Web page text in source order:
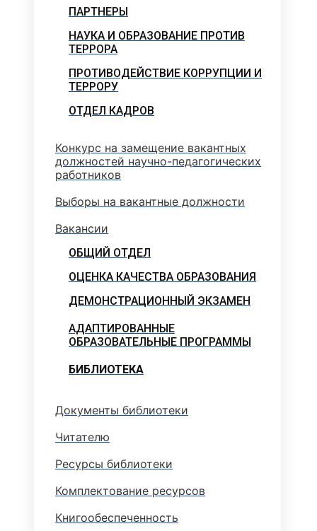
ПАРТНЕРЫ
НАУКА И ОБРАЗОВАНИЕ ПРОТИВ
ТЕРРОРА
ПРОТИВОДЕЙСТВИЕ КОРРУПЦИИ И
ТЕРРОРУ
ОТДЕЛ КАДРОВ
Конкурс на замещение вакантных
должностей научно-педагогических
работников
Выборы на вакантные должности
Вакансии
ОБЩИЙ ОТДЕЛ
ОЦЕНКА КАЧЕСТВА ОБРАЗОВАНИЯ
ДЕМОНСТРАЦИОННЫЙ ЭКЗАМЕН
АДАПТИРОВАННЫЕ
ОБРАЗОВАТЕЛЬНЫЕ ПРОГРАММЫ
БИБЛИОТЕКА
Документы библиотеки
Читателю
Ресурсы библиотеки
Комплектование ресурсов
Книгообеспеченность